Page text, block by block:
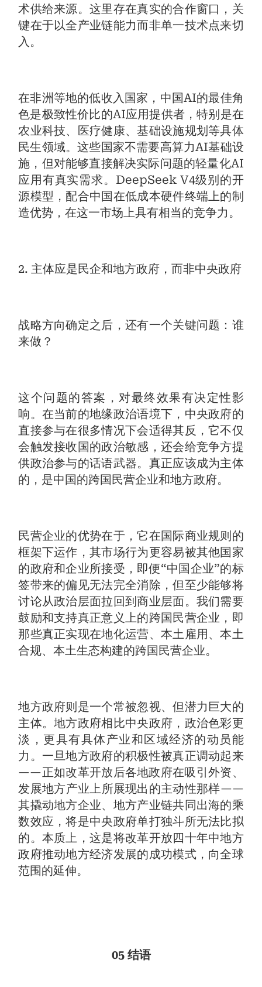
术供给来源。这里存在真实的合作窗口，关
键在于以全产业链能力而非单一技术点来切
入。
在非洲等地的低收入国家，中国AI的最佳角
色是极致性价比的AI应用提供者，特别是在
农业科技、医疗健康、基础设施规划等具体
民生领域。这些国家不需要高算力AI基础设
施，但对能够直接解决实际问题的轻量化AI
应用有真实需求。DeepSeek V4级别的开
源模型，配合中国在低成本硬件终端上的制
造优势，在这一市场上具有相当的竞争力。
2. 主体应是民企和地方政府，而非中央政府
战略方向确定之后，还有一个关键问题：谁
来做？
这个问题的答案，对最终效果有决定性影
响。在当前的地缘政治语境下，中央政府的
直接参与在很多情况下会适得其反，它不仅
会触发接收国的政治敏感，还会给竞争方提
供政治参与的话语武器。真正应该成为主体
的，是中国的跨国民营企业和地方政府。
民营企业的优势在于，它在国际商业规则的
框架下运作，其市场行为更容易被其他国家
的政府和企业所接受，即便“中国企业”的标
签带来的偏见无法完全消除，但至少能够将
讨论从政治层面拉回到商业层面。我们需要
鼓励和支持真正意义上的跨国民营企业，即
那些真正实现在地化运营、本土雇用、本土
合规、本土生态构建的跨国民营企业。
地方政府则是一个常被忽视、但潜力巨大的
主体。地方政府相比中央政府，政治色彩更
淡，更具有具体产业和区域经济的动员能
力。一旦地方政府的积极性被真正调动起来
——正如改革开放后各地政府在吸引外资、
发展地方产业上所展现出的主动性那样——
其撬动地方企业、地方产业链共同出海的乘
数效应，将是中央政府单打独斗所无法比拟
的。本质上，这是将改革开放四十年中地方
政府推动地方经济发展的成功模式，向全球
范围的延伸。
05 结语